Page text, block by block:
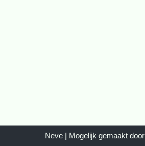
Neve| Mogelijk gemaakt door